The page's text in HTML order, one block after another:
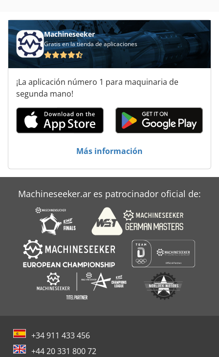
Machineseeker
Gratis en la tienda de aplicaciones
¡La aplicación número 1 para maquinaria de
segunda mano!
Más información
Machineseeker.ar es patrocinador oficial de:
+34 911 433 456
+44 20 331 800 72